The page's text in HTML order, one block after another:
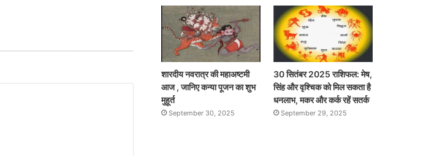
शारदीय नवरात्र की महाअष्टमी
आज , जानिए कन्या पूजन का शुभ
मुहूर्त
September 30, 2025
30 सितंबर 2025 राशिफल: मेष,
सिंह और वृश्चिक को मिल सकता है
धनलाभ, मकर और कर्क रहें सतर्क
September 29, 2025